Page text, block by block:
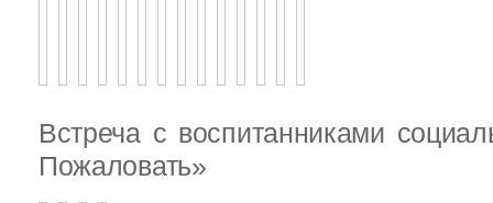
Встреча с воспитанниками
Пожаловать»